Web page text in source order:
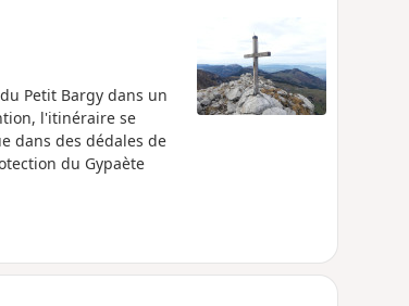
Petit Bargy dans un
l'itinéraire se
dans des dédales de
du Gypaète